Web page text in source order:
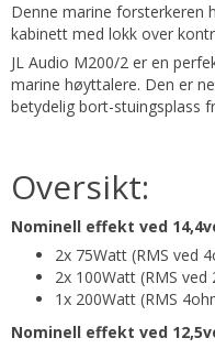
Denne marine forsterkeren
kabinett med lokk over
JL Audio M200/2 er en
marine høyttalere. Den er
betydelig bort-stuingsplass
Oversikt:
Nominell effekt ved
2x 75Watt (RMS ved
2x 100Watt (RMS ved
1x 200Watt (RMS
Nominell effekt ved